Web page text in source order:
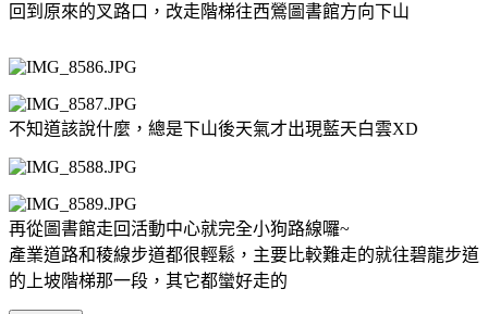
回到原來的叉路口，改走階梯往西鶯圖書館方向下山
不知道該說什麼，總是下山後天氣才出現藍天白雲XD
再從圖書館走回活動中心就完全小狗路線囉~
產業道路和稜線步道都很輕鬆，主要比較難走的就往碧龍步道
的上坡階梯那一段，其它都蠻好走的